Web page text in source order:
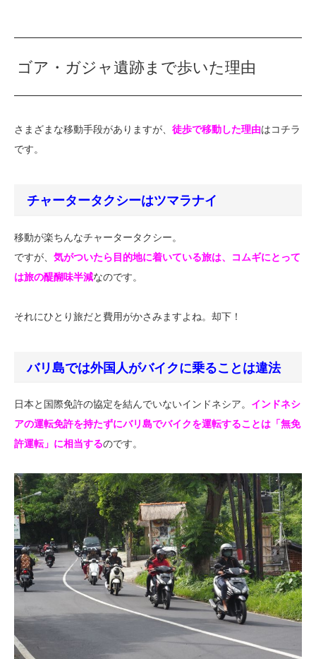
ゴア・ガジャ遺跡まで歩いた理由
さまざまな移動手段がありますが、 徒歩で移動した理由はコチラ
です。
チャータータクシーはツマラナイ
移動が楽ちんなチャータータクシー。
ですが、 気がついたら目的地に着いている旅は、コムギにとって
は旅の醍醐味半減なのです。
それにひとり旅だと費用がかさみますよね。却下！
バリ島では外国人がバイクに乗ることは違法
日本と国際免許の協定を結んでいないインドネシア。 インドネシ
アの運転免許を持たずにバリ島でバイクを運転することは「無免
許運転」に相当するのです。